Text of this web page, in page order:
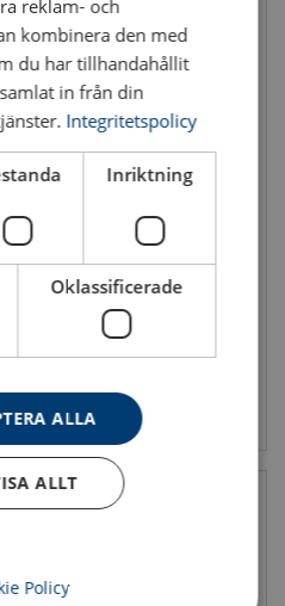
Pallgaffel typ 6020F
Se produkt
reklam- och
kombinera den med
du har tillhandahållit
in från din
Integritetspolicy
Inriktning
Oklassificerade
ALLA
ALLT
Policy